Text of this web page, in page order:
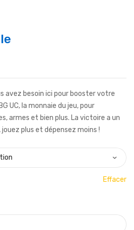
avez besoin ici pour booster votre
UC, la monnaie du jeu, pour
armes et bien plus. La victoire a un
plus et dépensez moins !
Effacer